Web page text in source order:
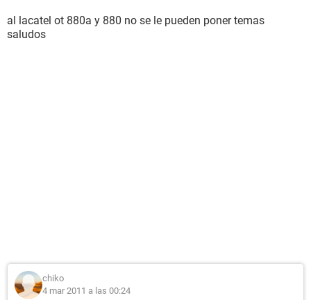
al lacatel ot 880a y 880 no se le pueden poner temas
saludos
chiko
4 mar 2011 a las 00:24